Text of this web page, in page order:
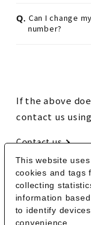
This website
cookies and tags
collecting
information
to identify
convenience.
Q. Can I change
number?
If the above
contact us
Contact us